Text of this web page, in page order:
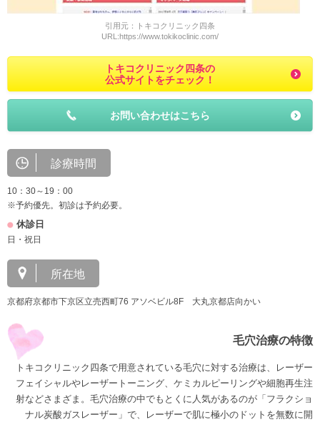
引用元：トキコクリニック四条
URL:https://www.tokikoclinic.com/
トキコクリニック四条の
公式サイトをチェック！
お問い合わせはこちら
診療時間
10：30～19：00
※予約優先。初診は予約必要。
休診日
日・祝日
所在地
京都府京都市下京区立売西町76 アソベビル8F 大丸京都店向かい
毛穴治療の特徴
トキコクリニック四条で用意されている毛穴に対する治療は、レーザー
フェイシャルやレーザートーニング、ケミカルピーリングや細胞再生注
射などさまざま。毛穴治療の中でもとくに人気があるのが「フラクショ
ナル炭酸ガスレーザー」で、レーザーで肌に極小のドットを無数に開